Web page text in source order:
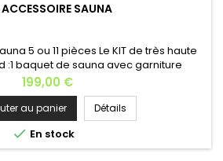
SAUNA
5 ou 11 pièces Le KIT de très haute
:1 baquet de sauna avec garniture
(4L)1 louche en bois1 sablier1 thermos-
5 parfums de sauna (menthe, orange,
+50€)Une fiche explicative
Prix
199,00 €
au panier Détails
 En stock